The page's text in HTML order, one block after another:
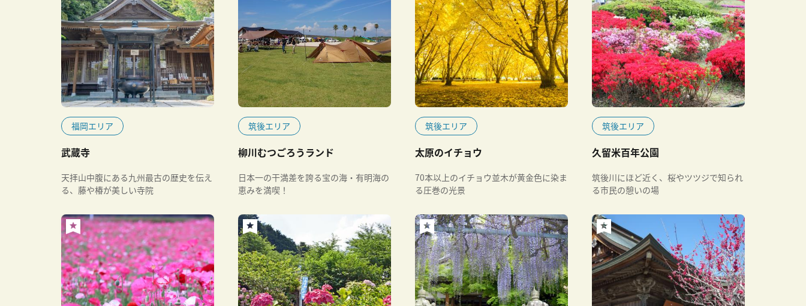
福岡エリア
武蔵寺
天拝山中腹にある九州最古の歴史を伝え
る、藤や椿が美しい寺院
筑後エリア
柳川むつごろうランド
日本一の干満差を誇る宝の海・有明海の
恵みを満喫！
筑後エリア
太原のイチョウ
70本以上のイチョウ並木が黄金色に染ま
る圧巻の光景
筑後エリア
久留米百年公園
筑後川にほど近く、桜やツツジで知られ
る市民の憩いの場